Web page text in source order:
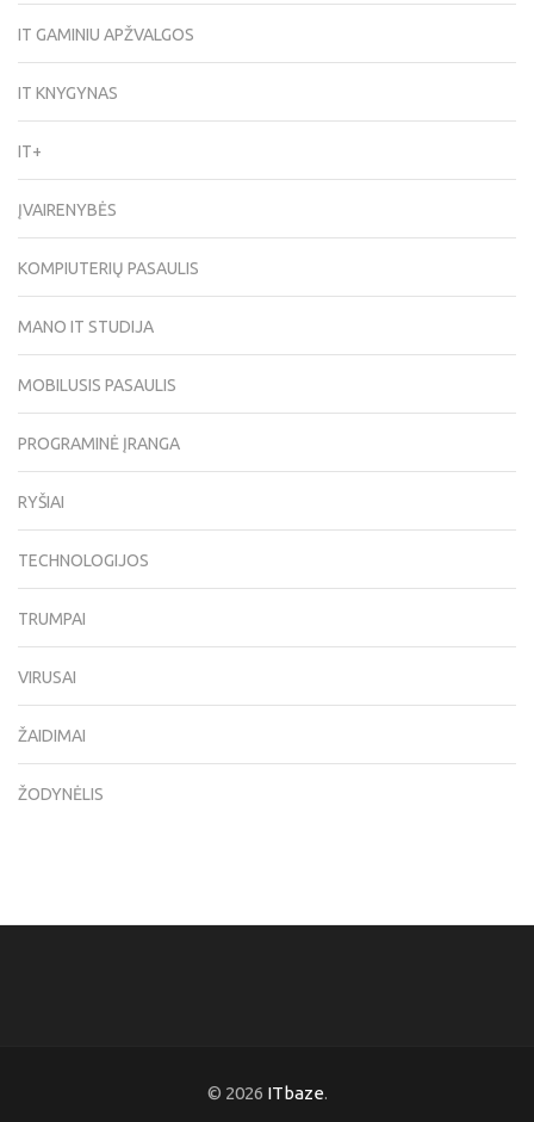
IT GAMINIU APŽVALGOS
IT KNYGYNAS
IT+
ĮVAIRENYBĖS
KOMPIUTERIŲ PASAULIS
MANO IT STUDIJA
MOBILUSIS PASAULIS
PROGRAMINĖ ĮRANGA
RYŠIAI
TECHNOLOGIJOS
TRUMPAI
VIRUSAI
ŽAIDIMAI
ŽODYNĖLIS
© 2026 ITbaze.